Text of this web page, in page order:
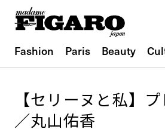
Fashion Paris Beauty
【セリーヌと私】プ
／丸山佑香